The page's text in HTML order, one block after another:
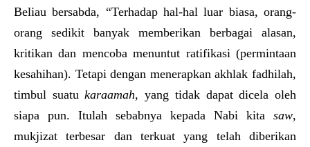
Beliau bersabda, “Terhadap hal-hal luar biasa, orang-
orang sedikit banyak memberikan berbagai alasan,
kritikan dan mencoba menuntut ratifikasi (permintaan
kesahihan). Tetapi dengan menerapkan akhlak fadhilah,
timbul suatukaraamah, yang tidak dapat dicela oleh
siapa pun. Itulah sebabnya kepada Nabi kita saw,
mukjizat terbesar dan terkuat yang telah diberikan